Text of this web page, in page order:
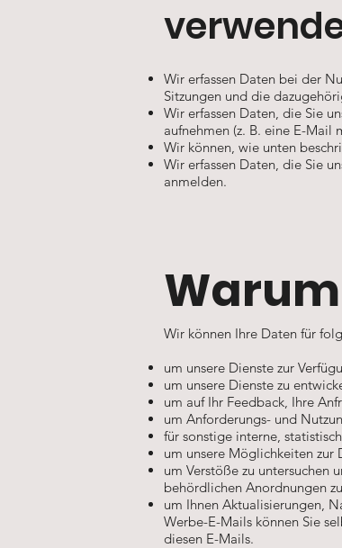
Wir erfassen Daten bei der
Sitzungen und die
Wir erfassen Daten, die Sie
aufnehmen (z. B. eine E-
Wir können, wie unten
Wir erfassen Daten, die Sie
anmelden.
Wir können Ihre Daten für
um unsere Dienste zur
um unsere Dienste zu
um auf Ihr Feedback, Ihre
um Anforderungs- und
für sonstige interne,
um unsere Möglichkeiten zur
um Verstöße zu untersuchen
behördlichen Anordnungen
um Ihnen Aktualisierungen,
Werbe-E-Mails können Sie
diesen E-Mails.